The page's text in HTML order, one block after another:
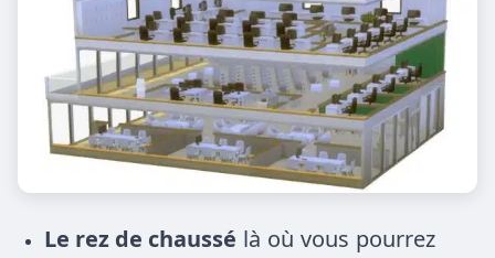
Le rez de chaussé là où vous pourrez